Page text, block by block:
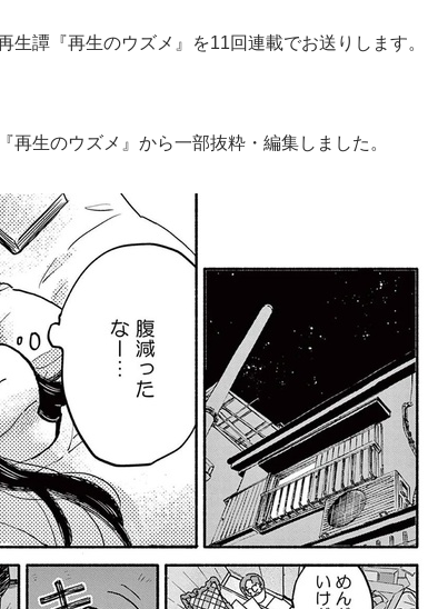
生譚『再生のウズメ』を11回連載でお送りします。
生のウズメ』から一部抜粋・編集しました。